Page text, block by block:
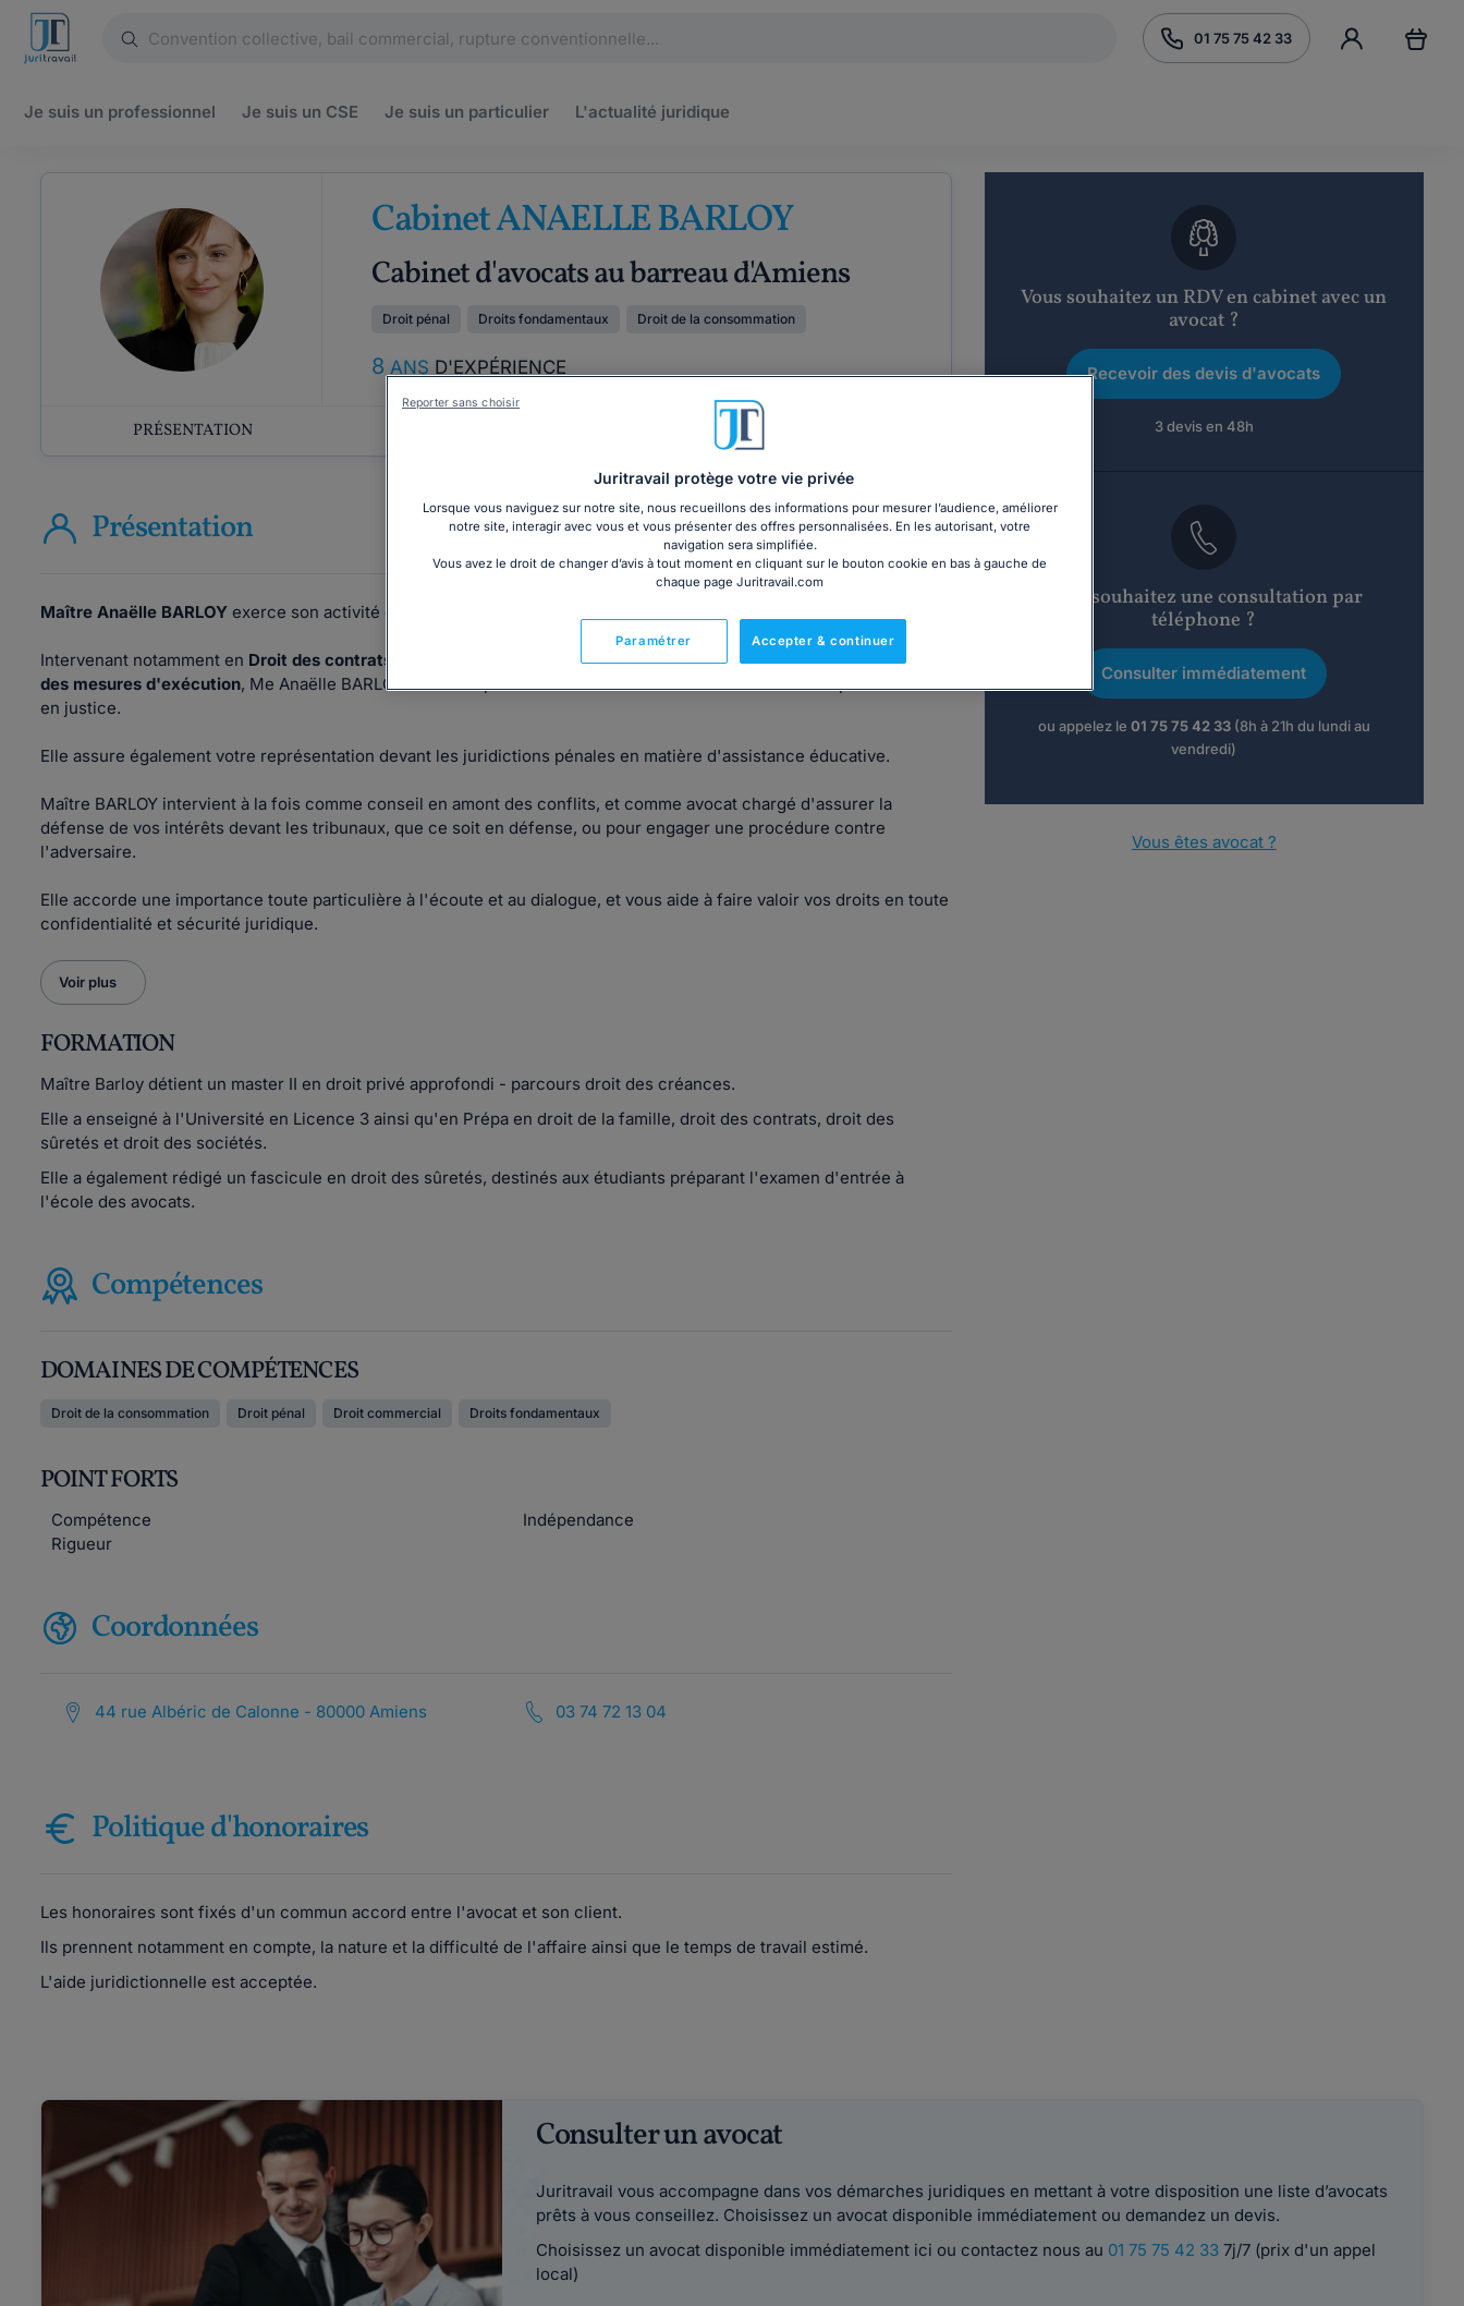
01 75 75 42 33
Je suis un professionnel Je suis un CSE Je suis un particulier L'actualité juridique
Cabinet ANAELLE BARLOY
Cabinet d'avocats au barreau d'Amiens
Droit pénal Droits fondamentaux Droit de la consommation
8 ANS D'EXPÉRIENCE
PRÉSENTATION
Présentation
Maître Anaëlle BARLOY exerce son activité d'avocat à Amiens.
Intervenant notamment en Droit des contrats crédit et de la consommation,Droit des garanties, des sûretés et
des mesures d'exécution, Me Anaëlle BARLOY assure auprès de ses clients un rôle de conseil et de représentation
en justice.
Elle assure également votre représentation devant les juridictions pénales en matière d'assistance éducative.
Maître BARLOY intervient à la fois comme conseil en amont des conflits, et comme avocat chargé d'assurer la
défense de vos intérêts devant les tribunaux, que ce soit en défense, ou pour engager une procédure contre
l'adversaire.
Elle accorde une importance toute particulière à l'écoute et au dialogue, et vous aide à faire valoir vos droits en toute
confidentialité et sécurité juridique.
Voir plus
FORMATION
Maître Barloy détient un master II en droit privé approfondi - parcours droit des créances.
Elle a enseigné à l'Université en Licence 3 ainsi qu'en Prépa en droit de la famille, droit des contrats, droit des
sûretés et droit des sociétés.
Elle a également rédigé un fascicule en droit des sûretés, destinés aux étudiants préparant l'examen d'entrée à
l'école des avocats.
Compétences
DOMAINES DE COMPÉTENCES
Droit de la consommation Droit pénal Droit commercial Droits fondamentaux
POINT FORTS
Compétence
Indépendance
Rigueur
Coordonnées
44 rue Albéric de Calonne - 80000 Amiens 03 74 72 13 04
Politique d'honoraires
Les honoraires sont fixés d'un commun accord entre l'avocat et son client.
Ils prennent notamment en compte, la nature et la difficulté de l'affaire ainsi que le temps de travail estimé.
L'aide juridictionnelle est acceptée.
Vous souhaitez un RDV en cabinet avec un
avocat ?
Recevoir des devis d'avocats
3 devis en 48h
Vous souhaitez une consultation par
téléphone ?
Consulter immédiatement
ou appelez le 01 75 75 42 33(8h à 21h du lundi au
vendredi)
Vous êtes avocat ?
Consulter un avocat
Juritravail vous accompagne dans vos démarches juridiques en mettant à votre disposition une liste d’avocats
prêts à vous conseillez. Choisissez un avocat disponible immédiatement ou demandez un devis.
Choisissez un avocat disponible immédiatement ici ou contactez nous au 01 75 75 42 337j/7 (prix d'un appel
local)
Juritravail protège votre vie privée
Lorsque vous naviguez sur notre site, nous recueillons des informations pour mesurer l’audience, améliorer
notre site, interagir avec vous et vous présenter des offres personnalisées. En les autorisant, votre
navigation sera simplifiée.
Vous avez le droit de changer d’avis à tout moment en cliquant sur le bouton cookie en bas à gauche de
chaque page Juritravail.com
Accepter & continuer
Paramétrer
Reporter sans choisir